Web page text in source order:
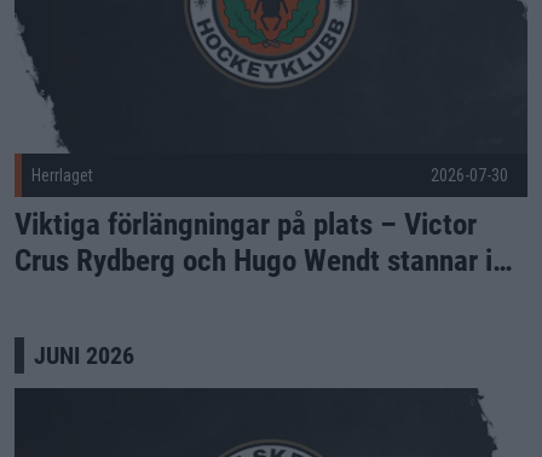
Herrlaget 2026-07-30
Viktiga förlängningar på plats – Victor
Crus Rydberg och Hugo Wendt stannar i
JUNI 2026